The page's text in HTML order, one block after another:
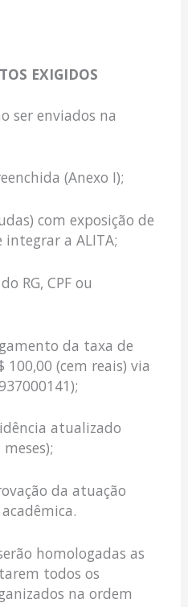
EXIGIDOS
ser enviados na
(Anexo I);
com exposição de
a ALITA;
RG, CPF ou
da taxa de
100,00 (cem reais) via
atualizado
da atuação
homologadas as
todos os
na ordem